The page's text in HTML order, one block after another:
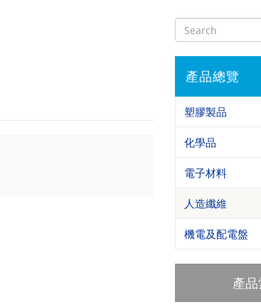
產品總覽
塑膠製品
化學品
電子材料
人造纖維
機電及配電盤
產